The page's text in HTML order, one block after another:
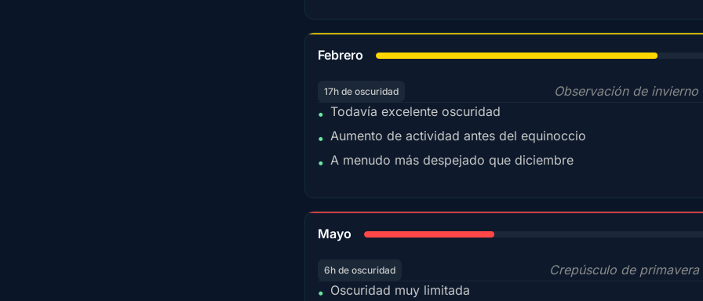
Febrero
17h de oscuridad
Observación de invierno
• Todavía excelente oscuridad
• Aumento de actividad antes del equinoccio
• A menudo más despejado que diciembre
Mayo
6h de oscuridad
Crepúsculo de primavera
• Oscuridad muy limitada